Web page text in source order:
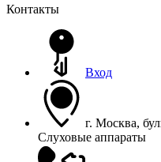
Контакты
Вход
г. Москва,
Слуховые аппараты